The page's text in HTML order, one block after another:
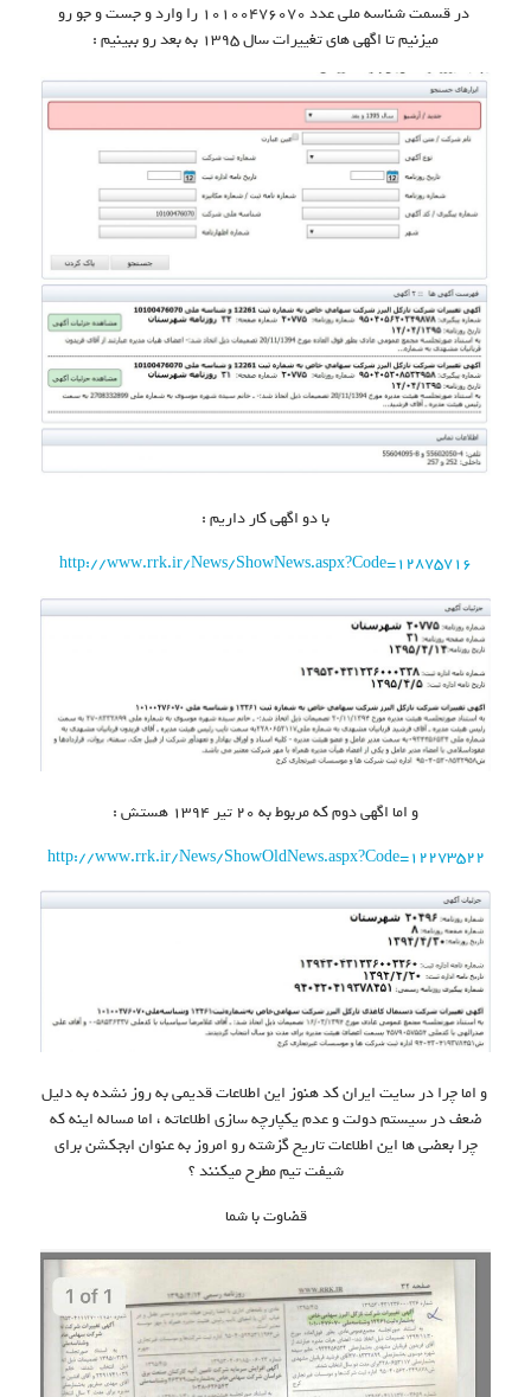
در قسمت شناسه ملی عدد ۱۰۱۰۰۴۷۶۰۷۰ را وارد و جست و جو رو
میزنیم تا اگهی های تغییرات سال ۱۳۹۵ به بعد رو ببینیم :
با دو اگهی کار داریم :
http://www.rrk.ir/News/ShowNews.aspx?Code=12875716
و اما اگهی دوم که مربوط به ۲۰ تیر ۱۳۹۴ هستش :
http://www.rrk.ir/News/ShowOldNews.aspx?Code=12273522
و اما چرا در سایت ایران کد هنوز این اطلاعات قدیمی به روز نشده به دلیل
ضعف در سیستم دولت و عدم یکپارچه سازی اطلاعاته ، اما مساله اینه که
چرا بعضی ها این اطلاعات تاریخ گزشته رو امروز به عنوان ابجکشن برای
شیفت تیم مطرح میکنند ؟
قضاوت با شما